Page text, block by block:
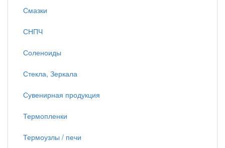
Смазки
СНПЧ
Соленоиды
Стекла, Зеркала
Сувенирная продукция
Термопленки
Термоузлы / печи